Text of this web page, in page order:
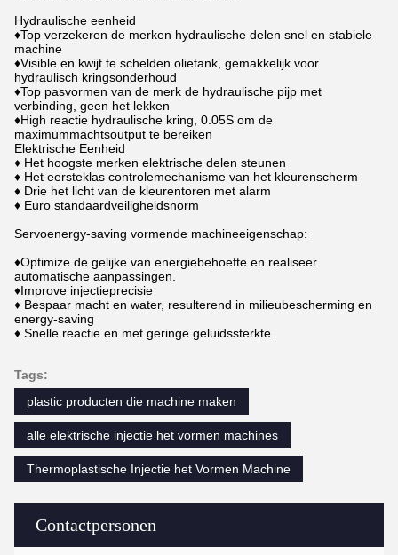
Contactpersonen
Hydraulische eenheid
♦Top verzekeren de merken hydraulische delen snel en stabiele
machine
♦Visible en kwijt te schelden olietank, gemakkelijk voor
hydraulisch kringsonderhoud
♦Top pasvormen van de merk de hydraulische pijp met
verbinding, geen het lekken
♦High reactie hydraulische kring, 0.05S om de
maximummachtsoutput te bereiken
Elektrische Eenheid
♦ Het hoogste merken elektrische delen steunen
♦ Het eersteklas controlemechanisme van het kleurenscherm
♦ Drie het licht van de kleurentoren met alarm
♦ Euro standaardveiligheidsnorm
Servoenergy-saving vormende machineeigenschap:
♦Optimize de gelijke van energiebehoefte en realiseer
automatische aanpassingen.
♦Improve injectieprecisie
♦ Bespaar macht en water, resulterend in milieubescherming en
energy-saving
♦ Snelle reactie en met geringe geluidssterkte.
Tags:
plastic producten die machine maken
alle elektrische injectie het vormen machines
Thermoplastische Injectie het Vormen Machine